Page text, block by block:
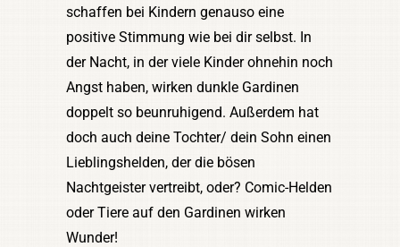
schaffen bei Kindern genauso eine
positive Stimmung wie bei dir selbst. In
der Nacht, in der viele Kinder ohnehin noch
Angst haben, wirken dunkle Gardinen
doppelt so beunruhigend. Außerdem hat
doch auch deine Tochter/ dein Sohn einen
Lieblingshelden, der die bösen
Nachtgeister vertreibt, oder? Comic-Helden
oder Tiere auf den Gardinen wirken
Wunder!